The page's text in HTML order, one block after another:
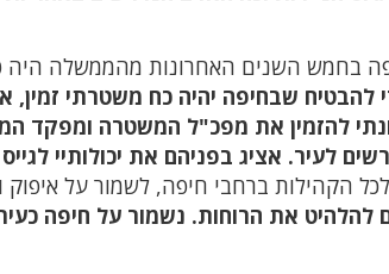
בחמש השנים האחרונות מהממשלה היה
שבחיפה יהיה כח משטרתי זמין,
להזמין את מפכ"ל המשטרה ומפקד
לעיר. אציג בפניהם את יכולותיי
הקהילות ברחבי חיפה, לשמור על איפוק
להלהיט את הרוחות. נשמור על חיפה